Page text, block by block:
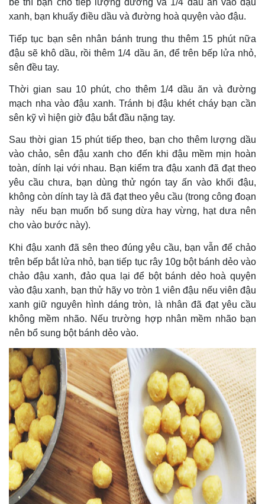
bé thì bạn cho tiếp lượng đường và 1/4 dầu ăn vào đậu
xanh, bạn khuấy điều dầu và đường hoà quyện vào đậu.
Tiếp tục bạn sên nhân bánh trung thu thêm 15 phút nữa
đậu sẽ khô dầu, rồi thêm 1/4 dầu ăn, để trên bếp lửa nhỏ,
sên đều tay.
Thời gian sau 10 phút, cho thêm 1/4 dầu ăn và đường
mạch nha vào đậu xanh. Tránh bị đậu khét cháy bạn cần
sên kỹ vì hiện giờ đậu bắt đầu nặng tay.
Sau thời gian 15 phút tiếp theo, bạn cho thêm lượng dầu
vào chảo, sên đậu xanh cho đến khi đậu mềm mịn hoàn
toàn, dính lại với nhau. Bạn kiểm tra đậu xanh đã đạt theo
yêu cầu chưa, bạn dùng thử ngón tay ấn vào khối đậu,
không còn dính tay là đã đạt theo yêu cầu (trong công đoạn
này nếu bạn muốn bổ sung dừa hay vừng, hạt dưa nên
cho vào bước này).
Khi đậu xanh đã sên theo đúng yêu cầu, bạn vẫn để chảo
trên bếp bắt lửa nhỏ, bạn tiếp tục rây 10g bột bánh dẻo vào
chảo đậu xanh, đảo qua lại để bột bánh dẻo hoà quyện
vào đậu xanh, bạn thử hãy vo tròn 1 viên đậu nếu viên đậu
xanh giữ nguyên hình dáng tròn, là nhân đã đạt yêu cầu
không mềm nhão. Nếu trường hợp nhân mềm nhão bạn
nên bổ sung bột bánh dẻo vào.